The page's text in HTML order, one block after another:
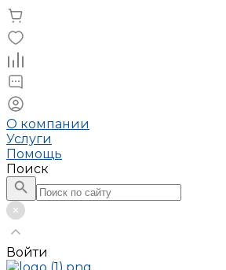
О компании
Услуги
Помощь
Поиск
Войти